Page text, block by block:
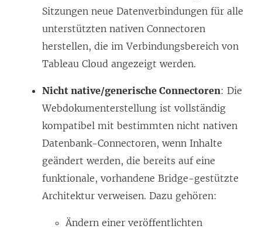
Sitzungen neue Datenverbindungen für alle
unterstützten nativen Connectoren
herstellen, die im Verbindungsbereich von
Tableau Cloud angezeigt werden.
Nicht native/generische Connectoren: Die
Webdokumenterstellung ist vollständig
kompatibel mit bestimmten nicht nativen
Datenbank-Connectoren, wenn Inhalte
geändert werden, die bereits auf eine
funktionale, vorhandene Bridge-gestützte
Architektur verweisen. Dazu gehören:
Ändern einer veröffentlichten